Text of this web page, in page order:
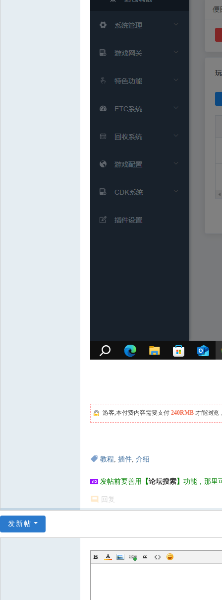
游客,本付费内容需要支付 240RMB 才能浏览
教程, 插件, 介绍
发帖前要善用 【论坛搜索】 功能，那里
回复
发新帖